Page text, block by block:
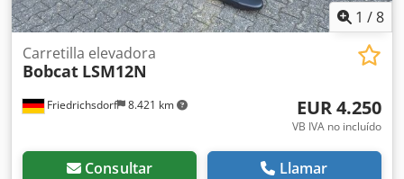
1 /8
Friedrichsdorf 8.421 km
Carretilla elevadora
Bobcat LSM12N
EUR 4.250
VB IVA no incluído
Consultar Llamar